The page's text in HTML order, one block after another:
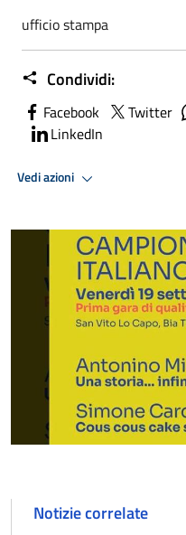
ufficio stampa
Condividi:
Facebook Twitter
LinkedIn
Vedi azioni
Notizie correlate